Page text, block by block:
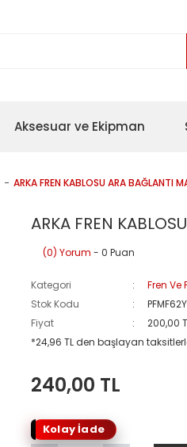
Aksesuar ve Ekipman
ARKA FREN KABLOSU ARA BAĞLANTI
ARKA FREN
(0) Yorum - 0 Puan
Kategori
Fren Ve
Stok Kodu
Fiyat
200,00
*24,96 TL den başlayan
240,00 TL
Kolay İade